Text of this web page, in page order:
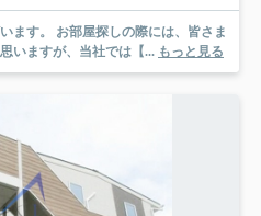
は、皆さま
いますが、当社では【... もっと見る